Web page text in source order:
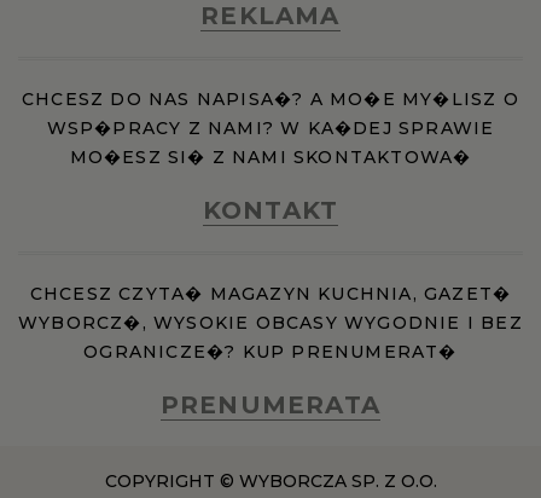
REKLAMA
CHCESZ DO NAS NAPISA�? A MO�E MY�LISZ O
WSP�PRACY Z NAMI? W KA�DEJ SPRAWIE
MO�ESZ SI� Z NAMI SKONTAKTOWA�
KONTAKT
CHCESZ CZYTA� MAGAZYN KUCHNIA, GAZET�
WYBORCZ�, WYSOKIE OBCASY WYGODNIE I BEZ
OGRANICZE�? KUP PRENUMERAT�
PRENUMERATA
COPYRIGHT © WYBORCZA SP. Z O.O.